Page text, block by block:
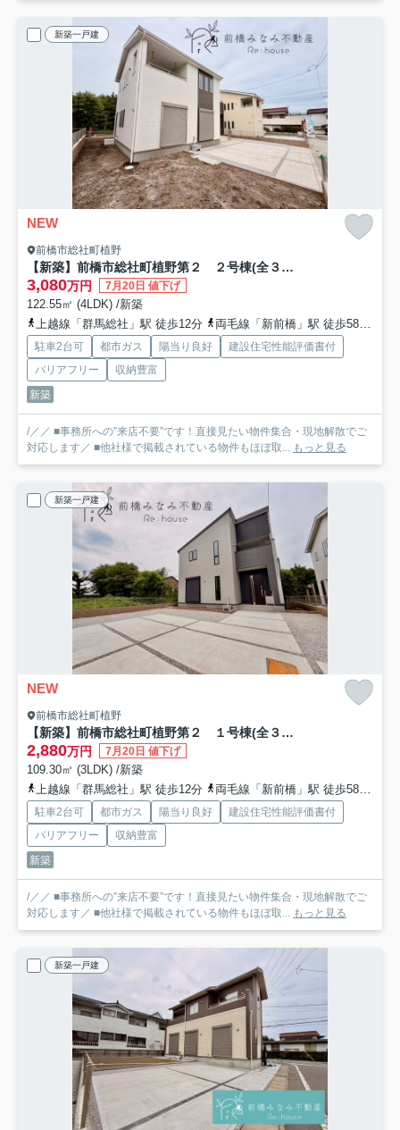
新築一戸建
NEW
前橋市総社町植野
【新築】前橋市総社町植野第２ ２号棟(全３棟) リーブルガーデン 新築建売分譲
3,080万円 7月20日 値下げ
122.55㎡ (4LDK) /新築
上越線「群馬総社」駅 徒歩12分
両毛線「新前橋」駅 徒歩58分
駐車2台可 都市ガス 陽当り良好
建設住宅性能評価書付
バリアフリー
収納豊富
新築
/／／ ■事務所への”来店不要”です！直接見たい物件集合・現地解散でご
対応します／ ■他社様で掲載されている物件もほぼ取... もっと見る
新築一戸建
NEW
前橋市総社町植野
【新築】前橋市総社町植野第２ １号棟(全３棟) リーブルガーデン 新築建売分譲
2,880万円 7月20日 値下げ
109.30㎡ (3LDK) /新築
上越線「群馬総社」駅 徒歩12分
両毛線「新前橋」駅 徒歩58分
駐車2台可 都市ガス 陽当り良好
建設住宅性能評価書付
バリアフリー
収納豊富
新築
/／／ ■事務所への”来店不要”です！直接見たい物件集合・現地解散でご
対応します／ ■他社様で掲載されている物件もほぼ取... もっと見る
新築一戸建